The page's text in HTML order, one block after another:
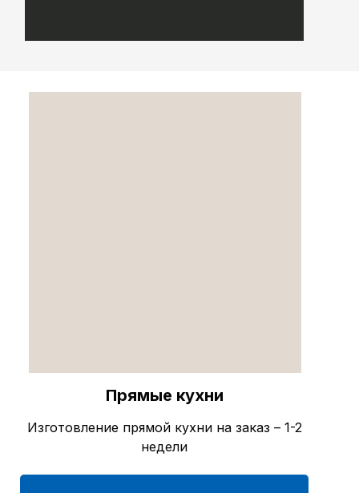
Изготовление прямой кухни на заказ – 1-2
недели
Прямые кухни